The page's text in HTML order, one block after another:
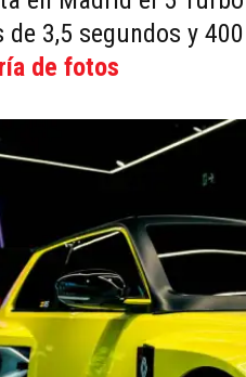
de 3,5 segundos y
de fotos